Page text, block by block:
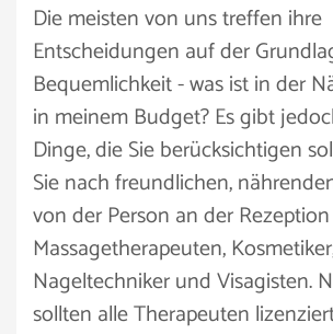
Die meisten von uns treffen ihre
Entscheidungen auf der
Bequemlichkeit - was ist in der
in meinem Budget? Es gibt
Dinge, die Sie berücksichtigen
Sie nach freundlichen,
von der Person an der
Massagetherapeuten,
Nageltechniker und Visagisten.
sollten alle Therapeuten